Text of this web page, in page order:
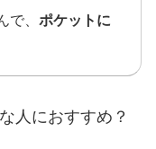
で、ポケットに
人におすすめ？